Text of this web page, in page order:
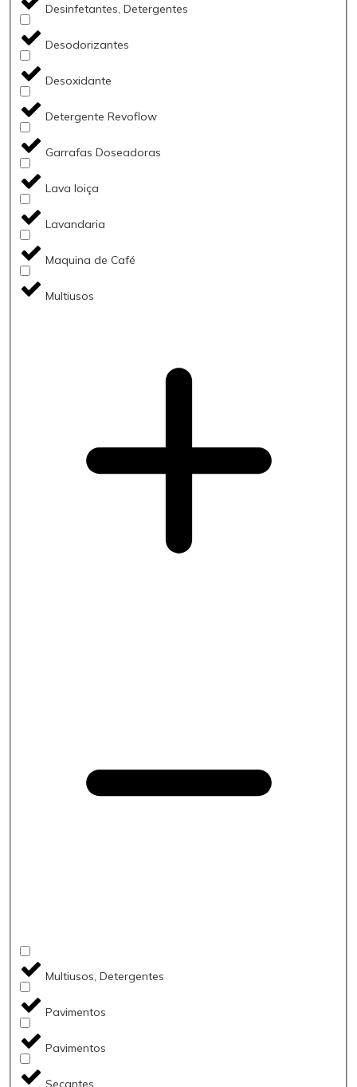
Desinfetantes, Detergentes
Desodorizantes
Desoxidante
Detergente Revoflow
Garrafas Doseadoras
Lava loiça
Lavandaria
Maquina de Café
Multiusos
Multiusos, Detergentes
Pavimentos
Pavimentos
Secantes